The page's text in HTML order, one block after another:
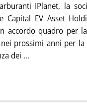
IPlanet, la
Capital EV Asset
accordo quadro per
prossimi anni per
dei ...